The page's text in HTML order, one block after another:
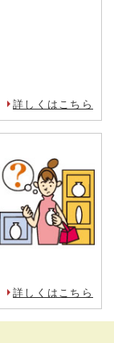
詳しくはこちら
詳しくはこちら